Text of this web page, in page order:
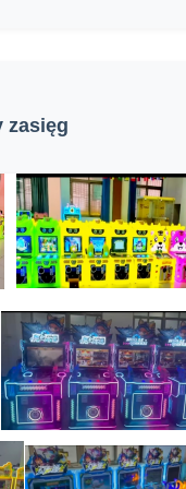
zasięg